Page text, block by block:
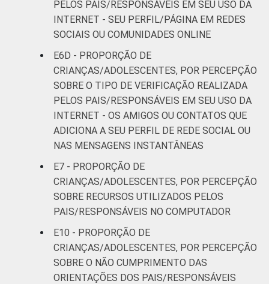
PELOS PAIS/RESPONSÁVEIS EM SEU USO DA
INTERNET - SEU PERFIL/PÁGINA EM REDES
SOCIAIS OU COMUNIDADES ONLINE
E6D - PROPORÇÃO DE
CRIANÇAS/ADOLESCENTES, POR PERCEPÇÃO
SOBRE O TIPO DE VERIFICAÇÃO REALIZADA
PELOS PAIS/RESPONSÁVEIS EM SEU USO DA
INTERNET - OS AMIGOS OU CONTATOS QUE
ADICIONA A SEU PERFIL DE REDE SOCIAL OU
NAS MENSAGENS INSTANTÂNEAS
E7 - PROPORÇÃO DE
CRIANÇAS/ADOLESCENTES, POR PERCEPÇÃO
SOBRE RECURSOS UTILIZADOS PELOS
PAIS/RESPONSÁVEIS NO COMPUTADOR
E10 - PROPORÇÃO DE
CRIANÇAS/ADOLESCENTES, POR PERCEPÇÃO
SOBRE O NÃO CUMPRIMENTO DAS
ORIENTAÇÕES DOS PAIS/RESPONSÁVEIS